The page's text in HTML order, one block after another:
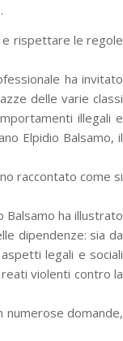
e rispettare le regole
ha invitato
delle varie classi
illegali e
Elpidio Balsamo, il
raccontato come si
Balsamo ha illustrato
dipendenze: sia da
legali e sociali
violenti contro la
numerose domande,